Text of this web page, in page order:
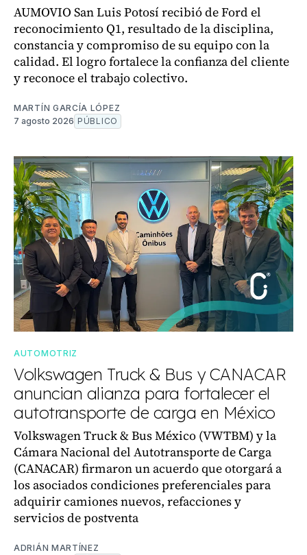
AUMOVIO San Luis Potosí recibió de Ford el
reconocimiento Q1, resultado de la disciplina,
constancia y compromiso de su equipo con la
calidad. El logro fortalece la confianza del cliente
y reconoce el trabajo colectivo.
MARTÍN GARCÍA LÓPEZ
7 agosto 2026 PÚBLICO
AUTOMOTRIZ
Volkswagen Truck & Bus y CANACAR
anuncian alianza para fortalecer el
autotransporte de carga en México
Volkswagen Truck & Bus México (VWTBM) y la
Cámara Nacional del Autotransporte de Carga
(CANACAR) firmaron un acuerdo que otorgará a
los asociados condiciones preferenciales para
adquirir camiones nuevos, refacciones y
servicios de postventa
ADRIÁN MARTÍNEZ